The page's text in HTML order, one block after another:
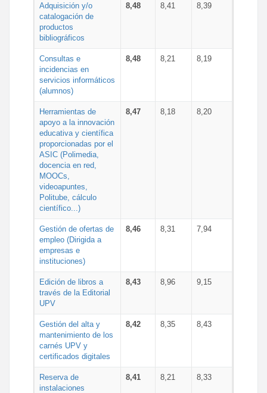
Adquisición y/o
catalogación de
productos
bibliográficos
8,48 8,41 8,39
Consultas e
incidencias en
servicios informáticos
(alumnos)
8,48 8,21 8,19
Herramientas de
apoyo a la innovación
educativa y científica
proporcionadas por el
ASIC (Polimedia,
docencia en red,
MOOCs,
videoapuntes,
Politube, cálculo
científico...)
8,47 8,18 8,20
Gestión de ofertas de
empleo (Dirigida a
empresas e
instituciones)
8,46 8,31 7,94
Edición de libros a
través de la Editorial
UPV
8,43 8,96 9,15
Gestión del alta y
mantenimiento de los
carnés UPV y
certificados digitales
8,42 8,35 8,43
Reserva de
instalaciones
8,41 8,21 8,33